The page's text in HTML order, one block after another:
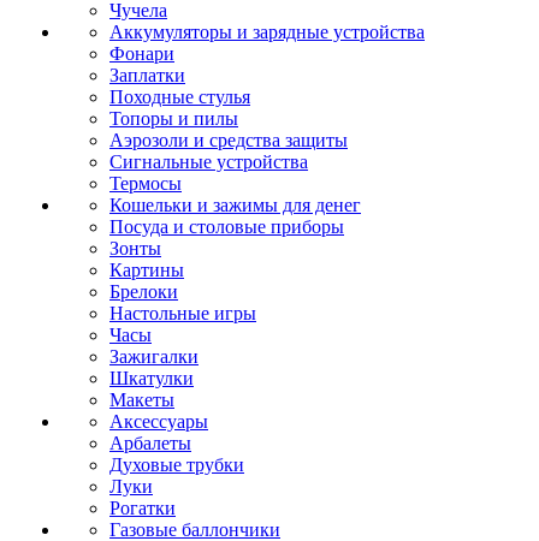
Чучела
Аккумуляторы и зарядные устройства
Фонари
Заплатки
Походные стулья
Топоры и пилы
Аэрозоли и средства защиты
Сигнальные устройства
Термосы
Кошельки и зажимы для денег
Посуда и столовые приборы
Зонты
Картины
Брелоки
Настольные игры
Часы
Зажигалки
Шкатулки
Макеты
Аксессуары
Арбалеты
Духовые трубки
Луки
Рогатки
Газовые баллончики